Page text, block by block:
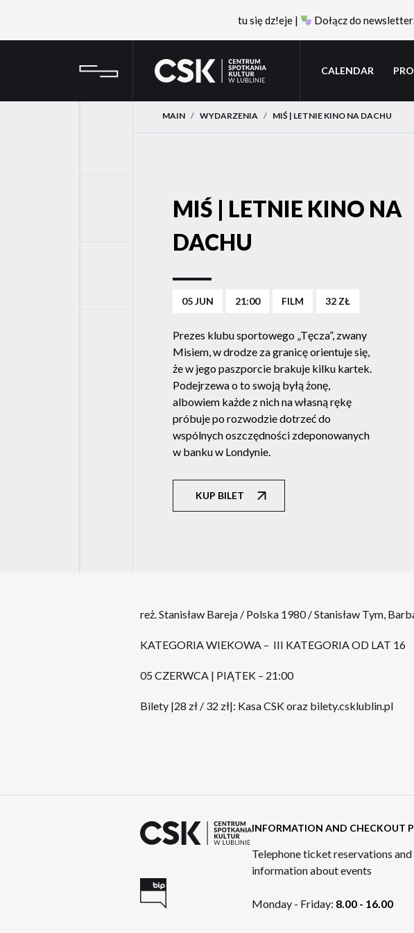
CALENDAR
MAIN WYDARZENIA MIŚ | LETNIE KINO NA DACHU
MIŚ | LETNIE KINO NA
DACHU
05 JUN 21:00 FILM 32 ZŁ
Prezes klubu sportowego „Tęcza”, zwany
Misiem, w drodze za granicę orientuje się,
że w jego paszporcie brakuje kilku kartek.
Podejrzewa o to swoją byłą żonę,
albowiem każde z nich na własną rękę
próbuje po rozwodzie dotrzeć do
wspólnych oszczędności zdeponowanych
w banku w Londynie.
KUP BILET
reż. Stanisław Bareja / Polska 1980 / Stanisław Tym,
KATEGORIA WIEKOWA – III KATEGORIA OD LAT 16
05 CZERWCA | PIĄTEK – 21:00
Bilety |28 zł / 32 zł|: Kasa CSK oraz bilety.csklublin.pl
INFORMATION AND CHECKOUT
Telephone ticket reservations and
information about events
Monday - Friday: 8.00 - 16.00
tu się dz!eje | Dołącz do